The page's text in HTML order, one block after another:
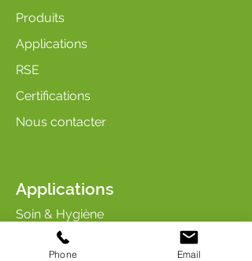
Produits
Applications
RSE
Certifications
Nous contacter
Applications
Soin & Hygiène
Arômes & Parfums
Phone Email